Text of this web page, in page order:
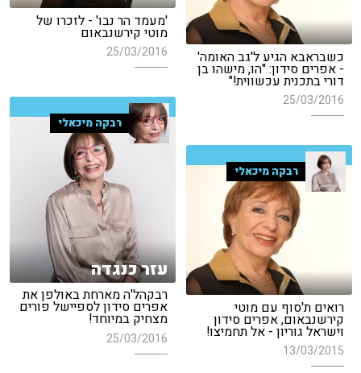
'מעמד הר נבו' - לזכרו של
מוטי קירשנבאום
25/03/2016 כשבראבא הגיע ל'גב האומה'
- אפרים סידון: "הו, מישהו בן
דורי בתכנית עכשווית!"
25/03/2016
רבקה מיכאלי
עזר כנגדה
רבקהל'ה מארחת באולפן את
אפרים סידון לספיישל פורים
מצחיק במיוחד!
25/03/2016
רבקה מיכאלי
רואים ת'סוף עם מוטי
קירשנבאום, אפרים סידון
וישראל גוריון - אל תחמיצו!
13/03/2015